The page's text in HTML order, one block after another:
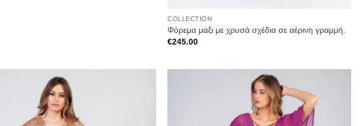
COLLECTION
Φόρεμα μαξι με χρυσά σχέδια σε αέρινη γραμμή.
€245.00
Προσθήκη
αγαπημένα